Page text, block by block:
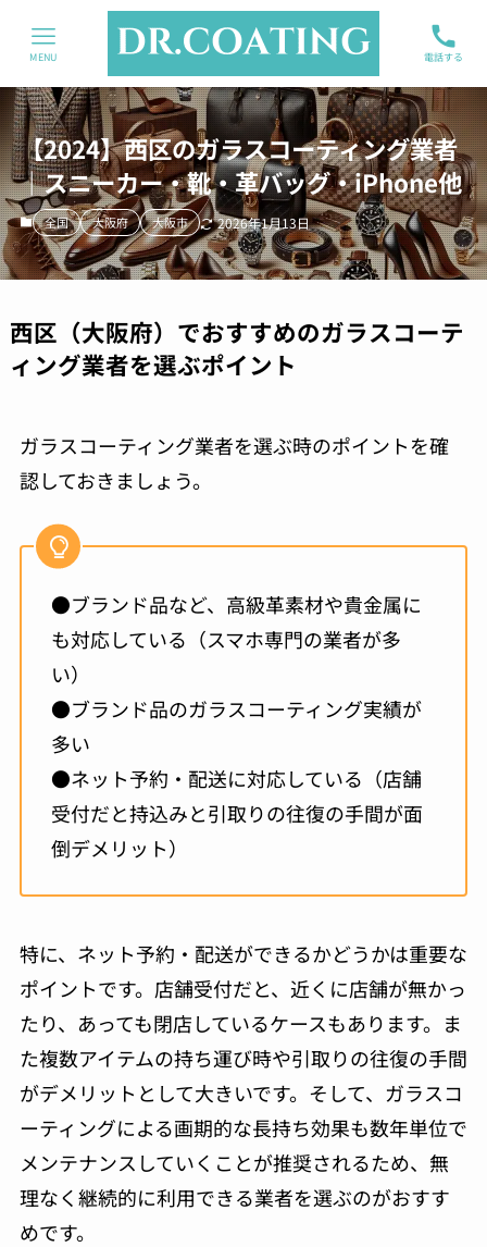
電話する
MENU
【2024】西区のガラスコーティング業者
｜スニーカー・靴・革バッグ・iPhone他
全国 大阪府 大阪市 2026年1月13日
西区（大阪府）でおすすめのガラスコーテ
ィング業者を選ぶポイント
ガラスコーティング業者を選ぶ時のポイントを確
認しておきましょう。
●ブランド品など、高級革素材や貴金属に
も対応している（スマホ専門の業者が多
い）
●ブランド品のガラスコーティング実績が
多い
●ネット予約・配送に対応している（店舗
受付だと持込みと引取りの往復の手間が面
倒デメリット）
特に、ネット予約・配送ができるかどうかは重要な
ポイントです。店舗受付だと、近くに店舗が無かっ
たり、あっても閉店しているケースもあります。ま
た複数アイテムの持ち運び時や引取りの往復の手間
がデメリットとして大きいです。そして、ガラスコ
ーティングによる画期的な長持ち効果も数年単位で
メンテナンスしていくことが推奨されるため、無
理なく継続的に利用できる業者を選ぶのがおすす
めです。